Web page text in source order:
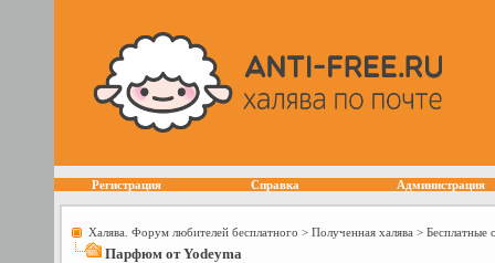
Регистрация Справка Администрация
Халява. Форум любителей бесплатного > Полученная халява > Бесплатные
Парфюм от Yodeyma